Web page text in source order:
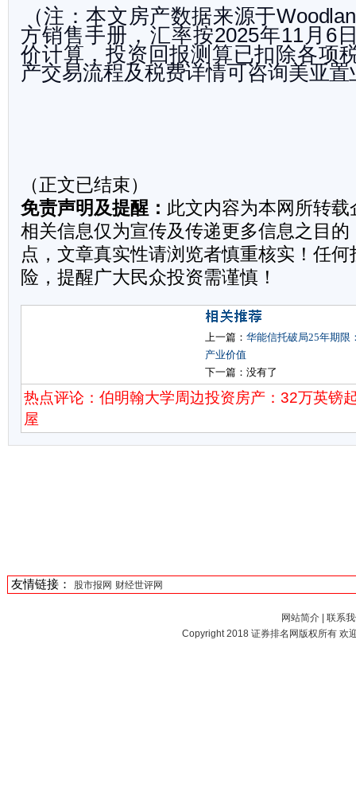
（注：本文房产数据来源于
方销售手册，汇率按2025年11月 6
价计算，投资回报测算已扣除各项
产交易流程及税费详情可咨询美亚置
（正文已结束）
免责声明及提醒： 此文内容为本网所转
相关信息仅为宣传及传递更多信息之目
点，文章真实性请浏览者慎重核实！任
险，提醒广大民众投资需谨慎！
上一篇： 华能信托破局25年期限
产业价值
下一篇：没有了
热点评论：伯明翰大学周边投资房产：32万英镑
屋
友情链接： 股市报网 财经世评网
网站简介
联系
Copyright 2018 证券排名网 版权所有 欢